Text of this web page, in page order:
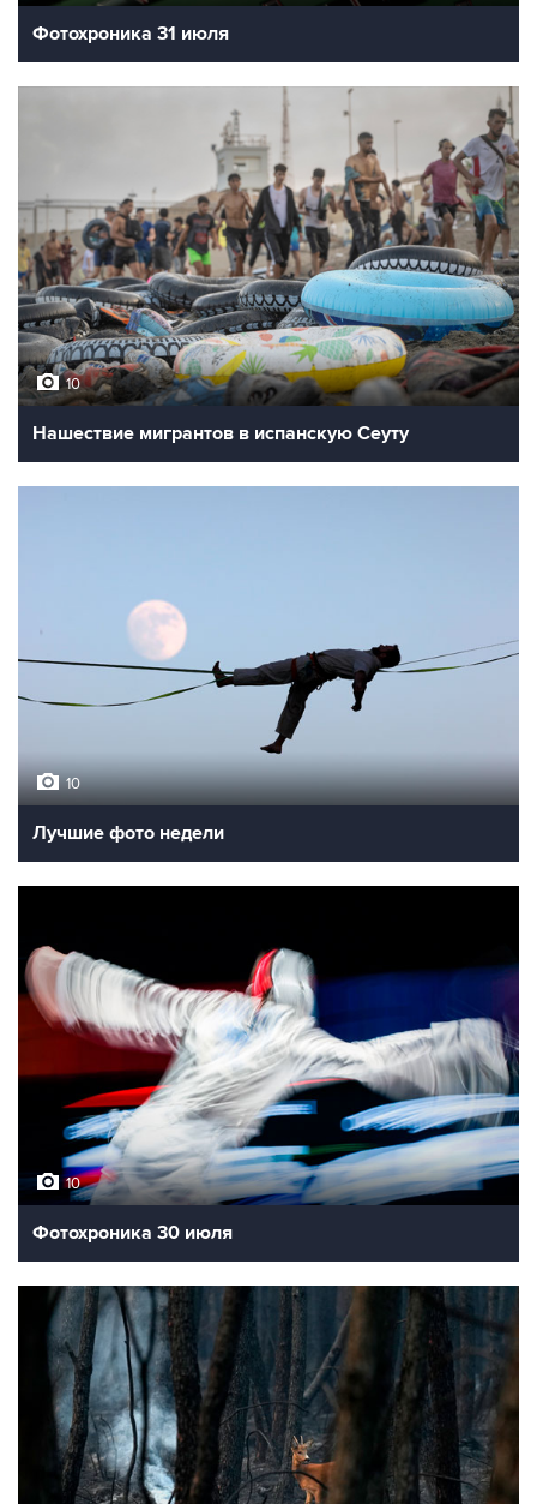
Фотохроника 31 июля
10
Нашествие мигрантов в испанскую Сеуту
10
Лучшие фото недели
10
Фотохроника 30 июля